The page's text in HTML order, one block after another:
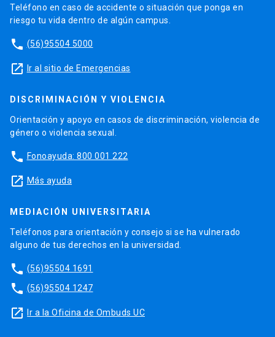
Teléfono en caso de accidente o situación que ponga en
riesgo tu vida dentro de algún campus.
phone (56)95504 5000
launch Ir al sitio de Emergencias
DISCRIMINACIÓN Y VIOLENCIA
Orientación y apoyo en casos de discriminación, violencia de
género o violencia sexual.
phone Fonoayuda: 800 001 222
launch Más ayuda
MEDIACIÓN UNIVERSITARIA
Teléfonos para orientación y consejo si se ha vulnerado
alguno de tus derechos en la universidad.
phone (56)95504 1691
phone (56)95504 1247
launch Ir a la Oficina de Ombuds UC